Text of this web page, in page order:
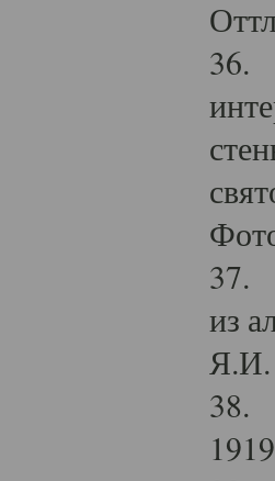
36.
37.
из
Я.И.
38.